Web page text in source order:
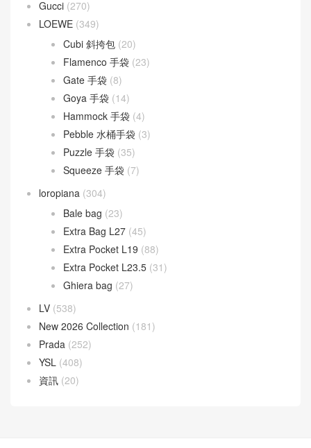
Baguette
By The Way
Fendigraphy (18)
Peekaboo (107)
Sunshine(10)
Goyard(523)
Gucci (270)
LOEWE(349)
Cubi 斜挎包 (20)
Flamenco 手袋(23)
Gate 手袋
Goya 手袋(14)
Hammock 手袋(4)
Pebble 水桶手袋(3)
Puzzle 手袋(35)
Squeeze 手袋(7)
loropiana
Bale bag(23)
Extra Bag L27
Extra Pocket L19
Extra Pocket L23.5